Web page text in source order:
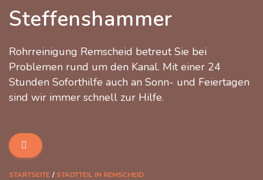
Steffenshammer
Rohrreinigung Remscheid betreut Sie bei
Problemen rund um den Kanal. Mit einer 24
Stunden Soforthilfe auch an Sonn- und Feiertagen
sind wir immer schnell zur Hilfe.
STARTSEITE
STADTTEIL IN REMSCHEID